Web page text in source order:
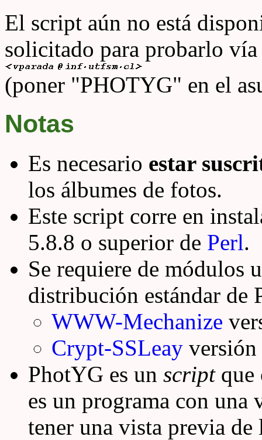
El script aún no está
solicitado para probarlo
(poner "PHOTYG" en el
Notas
Es necesario estar
los álbumes de fotos.
Este script corre en
5.8.8 o superior de Perl.
Se requiere de módulos
distribución estándar de
WWW-Mechanize
Crypt-SSLeay
PhotYG es un scriptque
es un programa con una
tener una vista previa de